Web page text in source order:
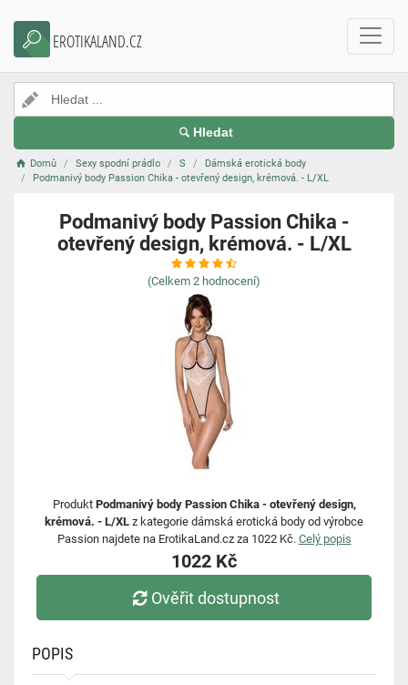
EROTIKALAND.CZ
Hledat
Domů Sexy spodní prádlo S
Dámská erotická body
Podmanivý body Passion Chika - otevřený design, krémová. - L/XL
Podmanivý body Passion Chika -
otevřený design, krémová. - L/XL
(Celkem 2 hodnocení)
Produkt Podmanivý body Passion Chika - otevřený design,
krémová. - L/XL z kategorie dámská erotická body od výrobce
Passion najdete na ErotikaLand.cz za 1022 Kč. Celý popis
1022 Kč
Ověřit dostupnost
POPIS